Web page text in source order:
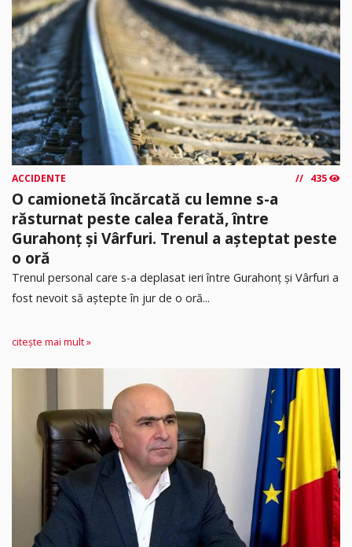
ACCIDENTE 435
O camionetă încărcată cu lemne s-a
răsturnat peste calea ferată, între
Gurahonț și Vârfuri. Trenul a așteptat peste
o oră
Trenul personal care s-a deplasat ieri între Gurahonț și Vârfuri a
fost nevoit să aștepte în jur de o oră...
citește mai mult »